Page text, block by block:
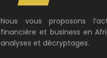
Nous vous proposons
financière et business en
analyses et décryptages.